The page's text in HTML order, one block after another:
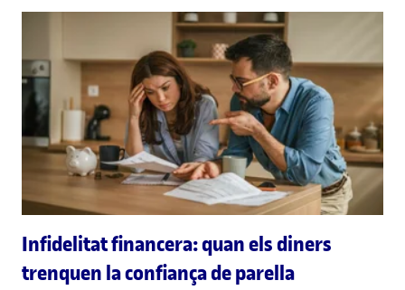
Infidelitat financera: quan els diners
trenquen la confiança de parella